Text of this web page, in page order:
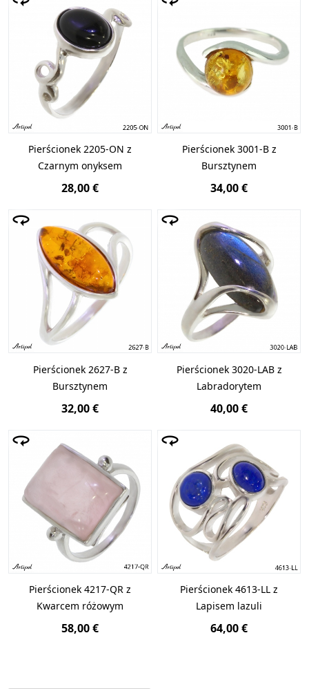
Pierścionek 2205-ON z
Czarnym onyksem
28,00 €
Pierścionek 3001-B z
Bursztynem
34,00 €
Pierścionek 2627-B z
Bursztynem
32,00 €
Pierścionek 3020-LAB z
Labradorytem
40,00 €
Pierścionek 4217-QR z
Kwarcem różowym
58,00 €
Pierścionek 4613-LL z
Lapisem lazuli
64,00 €